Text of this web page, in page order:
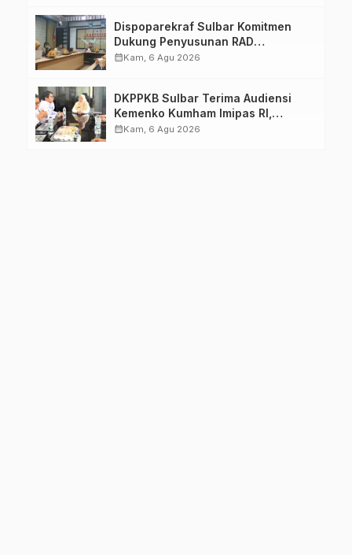
Dispoparekraf Sulbar Komitmen
Dukung Penyusunan RAD
TPB/SDGs Sulawesi Barat
calendar_monthKam, 6 Agu 2026
DKPPKB Sulbar Terima Audiensi
Kemenko Kumham Imipas RI,
Perkuat Pelayanan Kesehatan bagi
calendar_monthKam, 6 Agu 2026